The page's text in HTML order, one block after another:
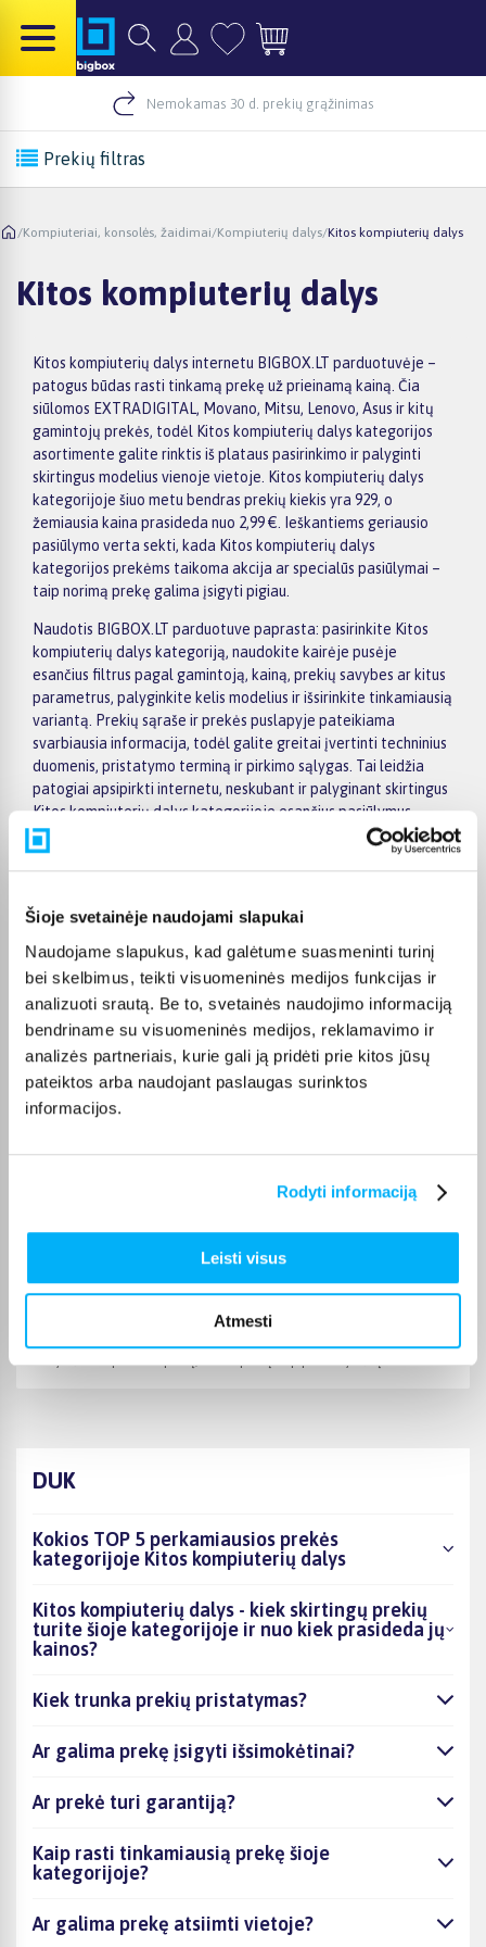
Šioje svetainėje naudojami slapukai
Naudojame slapukus, kad galėtume suasmeninti turinį
bei skelbimus, teikti visuomeninės medijos funkcijas ir
analizuoti srautą. Be to, svetainės naudojimo informaciją
bendriname su visuomeninės medijos, reklamavimo ir
analizės partneriais, kurie gali ją pridėti prie kitos jūsų
pateiktos arba naudojant paslaugas surinktos
informacijos.
Rodyti informaciją
Leisti visus
Atmesti
Nemokamas 30 d. prekių grąžinimas
Prekių filtras
/Kompiuteriai, konsolės, žaidimai/Kompiuterių dalys/Kitos kompiuterių dalys
Kitos kompiuterių dalys
Kitos kompiuterių dalys internetu BIGBOX.LT parduotuvėje –
patogus būdas rasti tinkamą prekę už prieinamą kainą. Čia
siūlomos EXTRADIGITAL, Movano, Mitsu, Lenovo, Asus ir kitų
gamintojų prekės, todėl Kitos kompiuterių dalys kategorijos
asortimente galite rinktis iš plataus pasirinkimo ir palyginti
skirtingus modelius vienoje vietoje. Kitos kompiuterių dalys
kategorijoje šiuo metu bendras prekių kiekis yra 929, o
žemiausia kaina prasideda nuo 2,99 €. Ieškantiems geriausio
pasiūlymo verta sekti, kada Kitos kompiuterių dalys
kategorijos prekėms taikoma akcija ar specialūs pasiūlymai –
taip norimą prekę galima įsigyti pigiau.
Naudotis BIGBOX.LT parduotuve paprasta: pasirinkite Kitos
kompiuterių dalys kategoriją, naudokite kairėje pusėje
esančius filtrus pagal gamintoją, kainą, prekių savybes ar kitus
parametrus, palyginkite kelis modelius ir išsirinkite tinkamiausią
variantą. Prekių sąraše ir prekės puslapyje pateikiama
svarbiausia informacija, todėl galite greitai įvertinti techninius
duomenis, pristatymo terminą ir pirkimo sąlygas. Tai leidžia
patogiai apsipirkti internetu, neskubant ir palyginant skirtingus
Kitos kompiuterių dalys kategorijoje esančius pasiūlymus.
Visoms prekėms nuo 150 Eur taikomas nemokamas 24 mėnesių
lizingas, todėl norimas prekes galima įsigyti išsimokėtinai.
o užsakymams nuo 499 € pristatymas į paštomatą nemokamas;
paprastai pristatomos per 1–2 darbo dienas, o tikslus
kiekvienos prekės pristatymo terminas nurodytas jos
puslapyje.
Tinkamą prekę iš Kitos kompiuterių dalys kategorijos
pristatysime per nurodytą terminą, o jei pageidausite
užsakymą atsiimti patys, atitinkamai pažymėtas prekes
galėsite atsiimti mūsų biure Kaune.
Pirkėjų atsiliepimai apie prekes
Kokybiškai supakuota prekę, termo pastą taip pat kokybišką
DUK
Kokios TOP 5 perkamiausios prekės
kategorijoje Kitos kompiuterių dalys
Kitos kompiuterių dalys - kiek skirtingų prekių
turite šioje kategorijoje ir nuo kiek prasideda jų
kainos?
Kiek trunka prekių pristatymas?
Ar galima prekę įsigyti išsimokėtinai?
Ar prekė turi garantiją?
Kaip rasti tinkamiausią prekę šioje
kategorijoje?
Ar galima prekę atsiimti vietoje?